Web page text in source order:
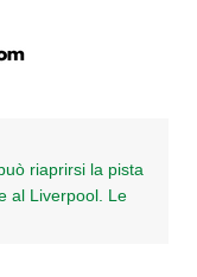
riaprirsi la pista
al Liverpool. Le